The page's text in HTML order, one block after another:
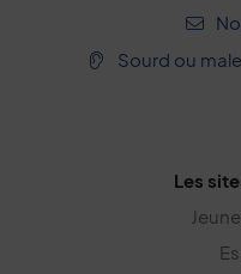
Sourd ou
Les